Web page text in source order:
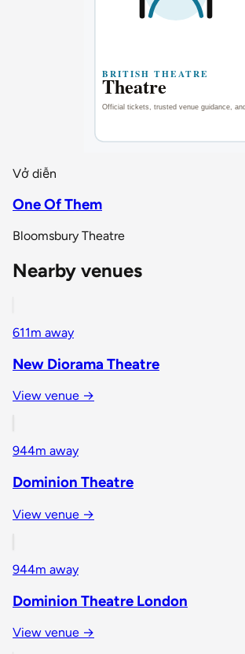
Vở diễn
One Of Them
Bloomsbury Theatre
Nearby venues
611m away
New Diorama Theatre
View venue →
944m away
Dominion Theatre
View venue →
944m away
Dominion Theatre London
View venue →